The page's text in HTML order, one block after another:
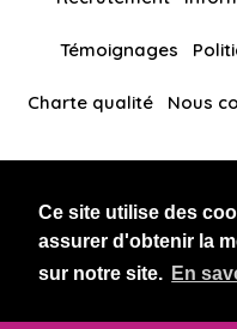
Ce site utilise des
assurer d'obtenir la
sur notre site. En
Témoignages
Charte qualité Nous